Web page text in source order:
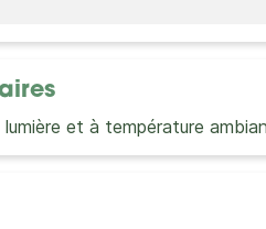
et à température